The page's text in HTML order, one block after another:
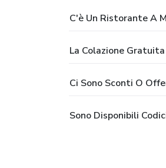
C'è Un Ristorante A
La Colazione
Ci Sono Sconti O
Sono Disponibili